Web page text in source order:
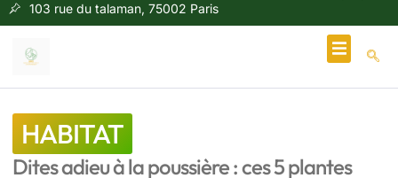
103 rue du talaman, 75002 Paris
HABITAT
Dites adieu à la poussière : ces 5 plantes